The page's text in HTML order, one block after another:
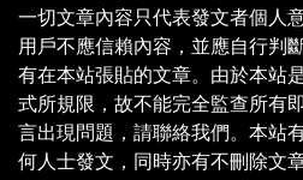
一切文章內容只代表發文者個人
用戶不應信賴內容，並應自行判
有在本站張貼的文章。由於本站
式所規限，故不能完全監查所有
言出現問題，請聯絡我們。本站
何人士發文，同時亦有不刪除文